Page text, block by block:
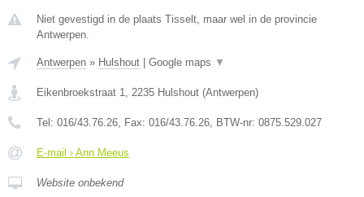
Niet gevestigd in de plaats Tisselt, maar wel in de provincie
Antwerpen.
Antwerpen » Hulshout Google maps ▼
Eikenbroekstraat 1, 2235 Hulshout (Antwerpen)
Tel: 016/43.76.26, Fax: 016/43.76.26, BTW-nr: 0875.529.027
E-mail › Ann Meeus
Website onbekend